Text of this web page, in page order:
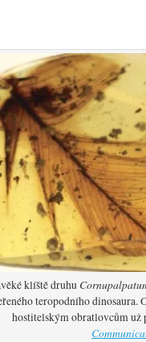
klíště druhu
teropodního dinosaura.
hostitelským obratlovcům